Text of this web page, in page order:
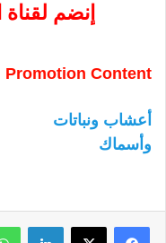
إنضم
Promotion Content
أعشاب ونباتات
وأسماك
لينكدإن